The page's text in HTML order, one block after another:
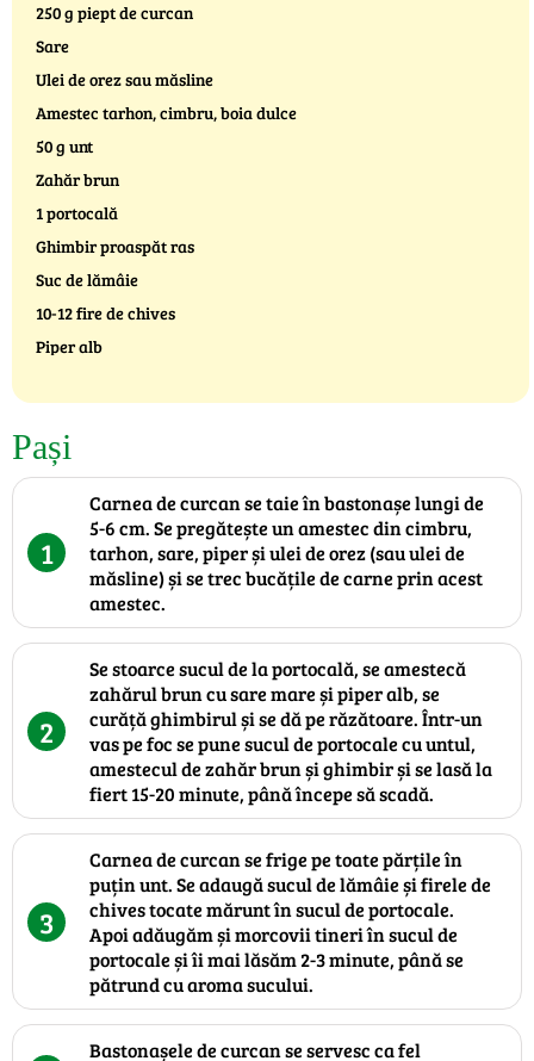
250 g piept de curcan
Sare
Ulei de orez sau măsline
Amestec tarhon, cimbru, boia dulce
50 g unt
Zahăr brun
1 portocală
Ghimbir proaspăt ras
Suc de lămâie
10-12 fire de chives
Piper alb
Pași
1
Carnea de curcan se taie în bastonașe lungi de
5-6 cm. Se pregătește un amestec din cimbru,
tarhon, sare, piper și ulei de orez (sau ulei de
măsline) și se trec bucățile de carne prin acest
amestec.
2
Se stoarce sucul de la portocală, se amestecă
zahărul brun cu sare mare și piper alb, se
curăță ghimbirul și se dă pe răzătoare. Într-un
vas pe foc se pune sucul de portocale cu untul,
amestecul de zahăr brun și ghimbir și se lasă la
fiert 15-20 minute, până începe să scadă.
3
Carnea de curcan se frige pe toate părțile în
puțin unt. Se adaugă sucul de lămâie și firele de
chives tocate mărunt în sucul de portocale.
Apoi adăugăm și morcovii tineri în sucul de
portocale și îi mai lăsăm 2-3 minute, până se
pătrund cu aroma sucului.
Bastonașele de curcan se servesc ca fel